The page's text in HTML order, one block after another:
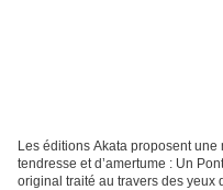
Les éditions Akata proposent
tendresse et d’amertume : Un
original traité au travers des yeux